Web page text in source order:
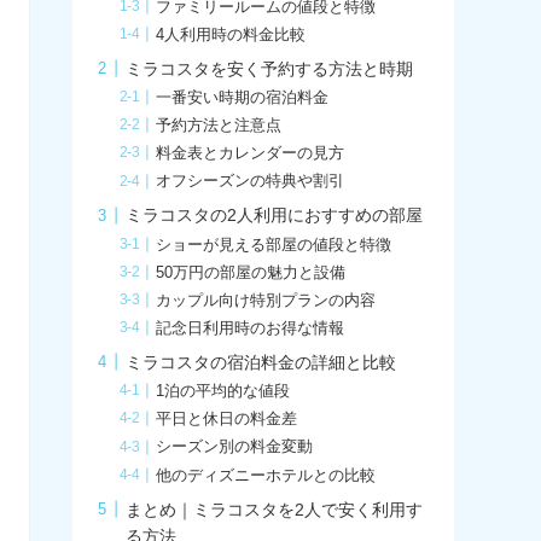
ファミリールームの値段と特徴
4人利用時の料金比較
ミラコスタを安く予約する方法と時期
一番安い時期の宿泊料金
予約方法と注意点
料金表とカレンダーの見方
オフシーズンの特典や割引
ミラコスタの2人利用におすすめの部屋
ショーが見える部屋の値段と特徴
50万円の部屋の魅力と設備
カップル向け特別プランの内容
記念日利用時のお得な情報
ミラコスタの宿泊料金の詳細と比較
1泊の平均的な値段
平日と休日の料金差
シーズン別の料金変動
他のディズニーホテルとの比較
まとめ｜ミラコスタを2人で安く利用す
る方法